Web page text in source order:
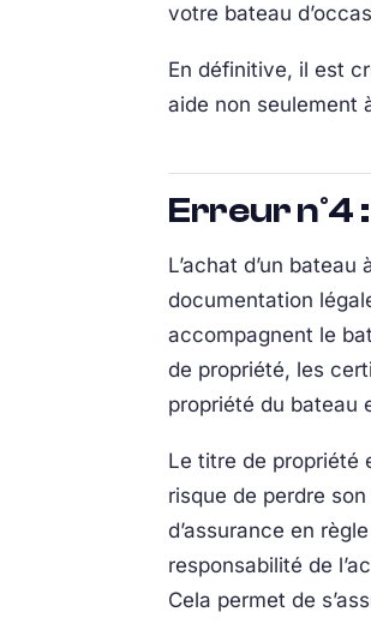
votre bateau
En définitive, il est
aide non seulement
Erreur n°4
L’achat d’un
documentation
accompagnent le
de propriété, les
propriété du bateau
Le titre de propriété
risque de perdre
d’assurance en
responsabilité de
Cela permet de